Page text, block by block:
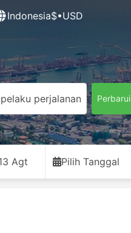
Indonesia$•USD
perjalanan Perbarui
Agt Pilih Tanggal